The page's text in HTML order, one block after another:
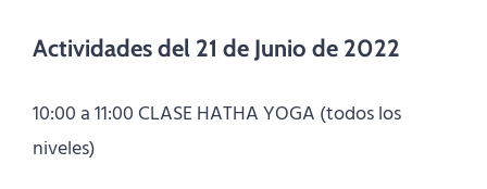
Actividades del 21 de Junio de 2022
10:00 a 11:00 CLASE HATHA YOGA (todos los
niveles)